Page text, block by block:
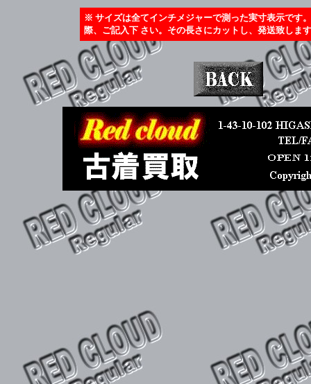
※ サイズは全てインチメジャーで測った実寸表示です
際、ご記入下 さい。その長さにカットし、発送致しま